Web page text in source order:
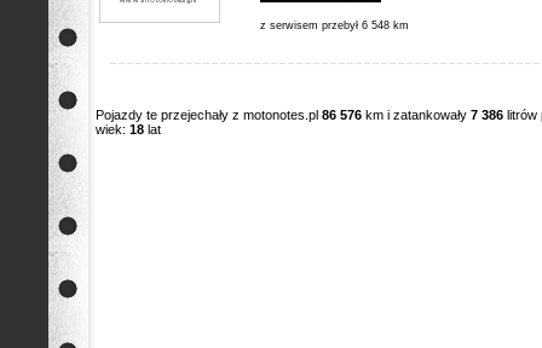
z serwisem przebył 6 548 km
Pojazdy te przejechały z motonotes.pl 86 576 km i zatankowały 7 386 litrów
wiek: 18 lat